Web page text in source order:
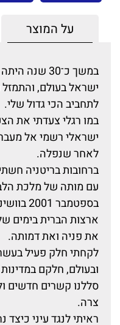
על המוצר
במשך כ־30
ישראל בעולם,
לתחביב הכי גדול שלי.
במו רגלי צעדתי את
ישראלי רשמי אל
לאחר שנפלה.
ברחובות בריטניה
עם מותה של מלכת
ארצות הברית בימים
את פניה ואת דמותה.
לקחתי חלק פעיל
ובעולם, חלקם
סללנו קשרים חדשים
צרה.
ראיתי לנגד עיני